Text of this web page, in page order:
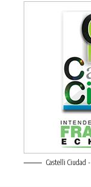
Castelli Ciudad